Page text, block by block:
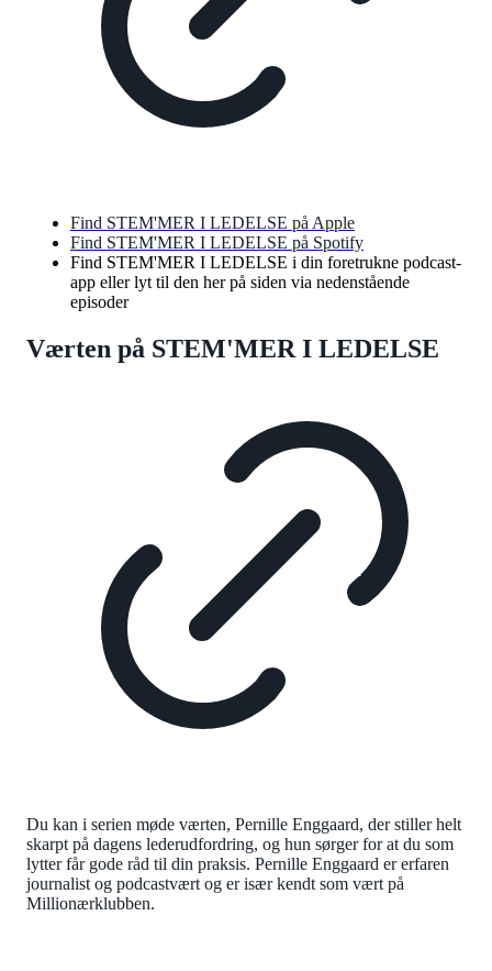
Find STEM'MER I LEDELSE på Apple
Find STEM'MER I LEDELSE på Spotify
Find STEM'MER I LEDELSE i din foretrukne podcast-
app eller lyt til den her på siden via nedenstående
episoder
Værten på STEM'MER I LEDELSE
Du kan i serien møde værten, Pernille Enggaard, der stiller helt
skarpt på dagens lederudfordring, og hun sørger for at du som
lytter får gode råd til din praksis. Pernille Enggaard er erfaren
journalist og podcastvært og er især kendt som vært på
Millionærklubben.